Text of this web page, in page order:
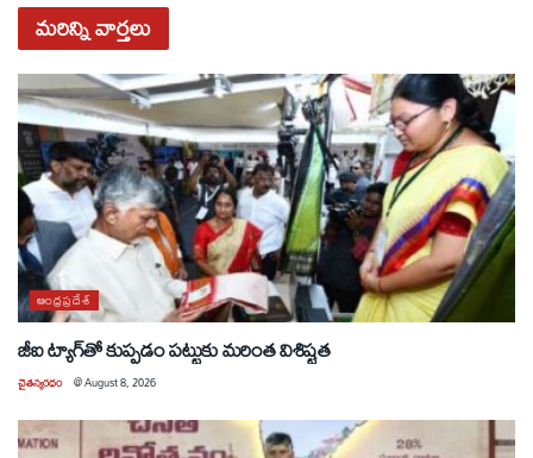
మరిన్నివార్తలు
ఆంధ్రప్రదేశ్
జీఐ ట్యాగ్‌తో కుప్పడం పట్టుకు మరింత విశిష్టత
చైతన్యరధం @August 8, 2026